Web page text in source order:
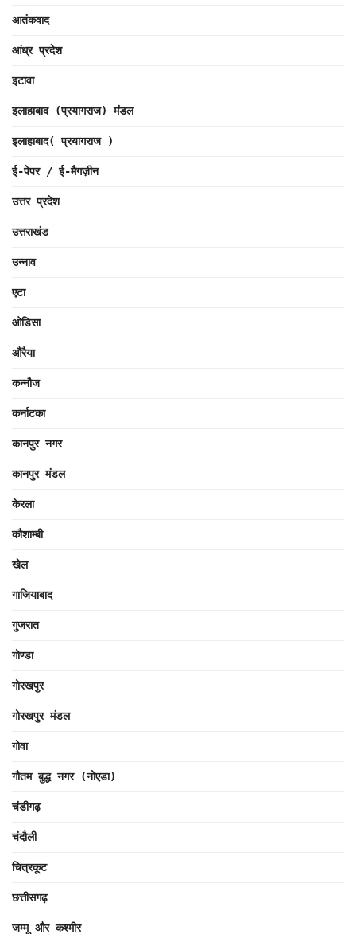
आतंकवाद
आंध्र प्रदेश
इटावा
इलाहाबाद (प्रयागराज) मंडल
इलाहाबाद( प्रयागराज )
ई-पेपर / ई-मैगज़ीन
उत्तर प्रदेश
उत्तराखंड
उन्नाव
एटा
ओडिसा
औरैया
कन्नौज
कर्नाटका
कानपुर नगर
कानपुर मंडल
केरला
कौशाम्बी
खेल
गाजियाबाद
गुजरात
गोण्डा
गोरखपुर
गोरखपुर मंडल
गोवा
गौतम बुद्ध नगर (नोएडा)
चंडीगढ़
चंदौली
चित्रकूट
छत्तीसगढ़
जम्मू और कश्मीर